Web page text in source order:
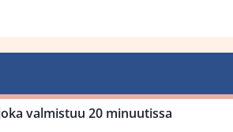
valmistuu 20 minuutissa